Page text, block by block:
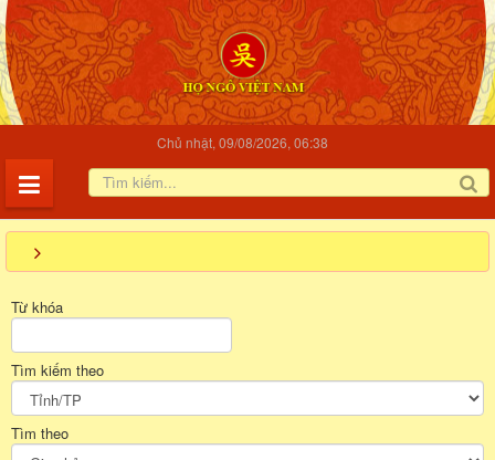
Chủ nhật, 09/08/2026, 06:38
Từ khóa
Tìm kiếm theo
Tìm theo